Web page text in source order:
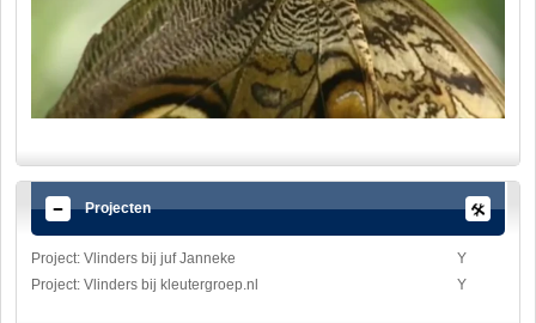
Projecten
Project: Vlinders bij juf Janneke
Y
Project: Vlinders bij kleutergroep.nl
Y